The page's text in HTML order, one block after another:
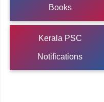
Books
Kerala PSC
Notifications